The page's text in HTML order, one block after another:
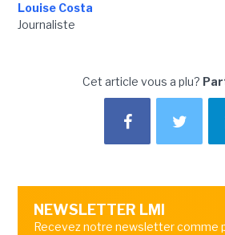
Louise Costa
Journaliste
Cet article vous a plu?
NEWSLETTER LMI
Recevez notre newsletter comme